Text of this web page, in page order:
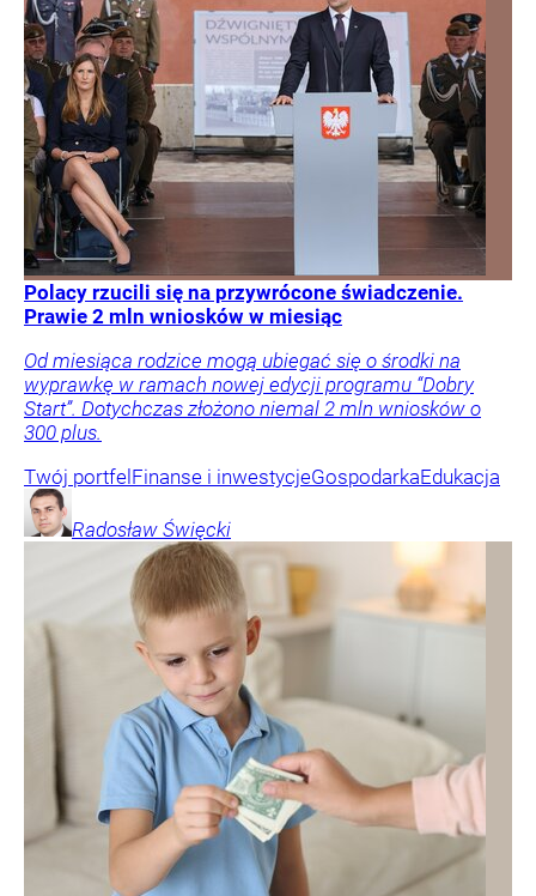
Polacy rzucili się na przywrócone świadczenie.
Prawie 2 mln wniosków w miesiąc
Od miesiąca rodzice mogą ubiegać się o środki na
wyprawkę w ramach nowej edycji programu “Dobry
Start”. Dotychczas złożono niemal 2 mln wniosków o
300 plus.
Twój portfelFinanse i inwestycjeGospodarkaEdukacja
Radosław Święcki